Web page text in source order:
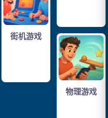
街机游戏
物理游戏